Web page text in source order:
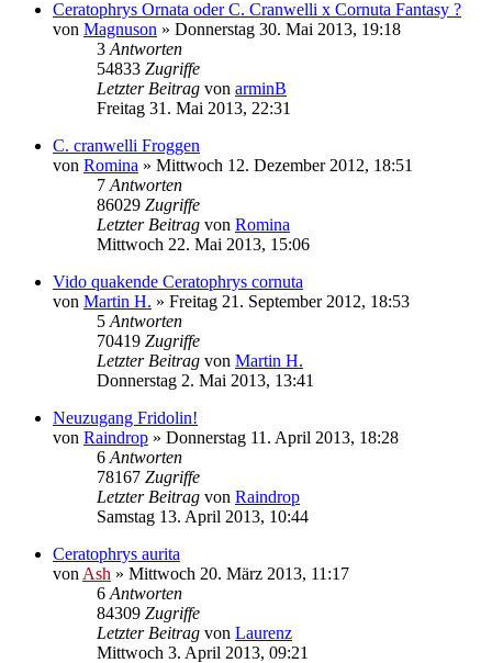
Ceratophrys Ornata oder C. Cranwelli x Cornuta Fantasy ?
von Magnuson » Donnerstag 30. Mai 2013, 19:18
3 Antworten
54833 Zugriffe
Letzter Beitrag von arminB
Freitag 31. Mai 2013, 22:31
C. cranwelli Froggen
von Romina » Mittwoch 12. Dezember 2012, 18:51
7 Antworten
86029 Zugriffe
Letzter Beitrag von Romina
Mittwoch 22. Mai 2013, 15:06
Vido quakende Ceratophrys cornuta
von Martin H. » Freitag 21. September 2012, 18:53
5 Antworten
70419 Zugriffe
Letzter Beitrag von Martin H.
Donnerstag 2. Mai 2013, 13:41
Neuzugang Fridolin!
von Raindrop » Donnerstag 11. April 2013, 18:28
6 Antworten
78167 Zugriffe
Letzter Beitrag von Raindrop
Samstag 13. April 2013, 10:44
Ceratophrys aurita
von Ash » Mittwoch 20. März 2013, 11:17
6 Antworten
84309 Zugriffe
Letzter Beitrag von Laurenz
Mittwoch 3. April 2013, 09:21